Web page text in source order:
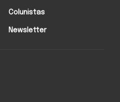
Colunistas
Newsletter